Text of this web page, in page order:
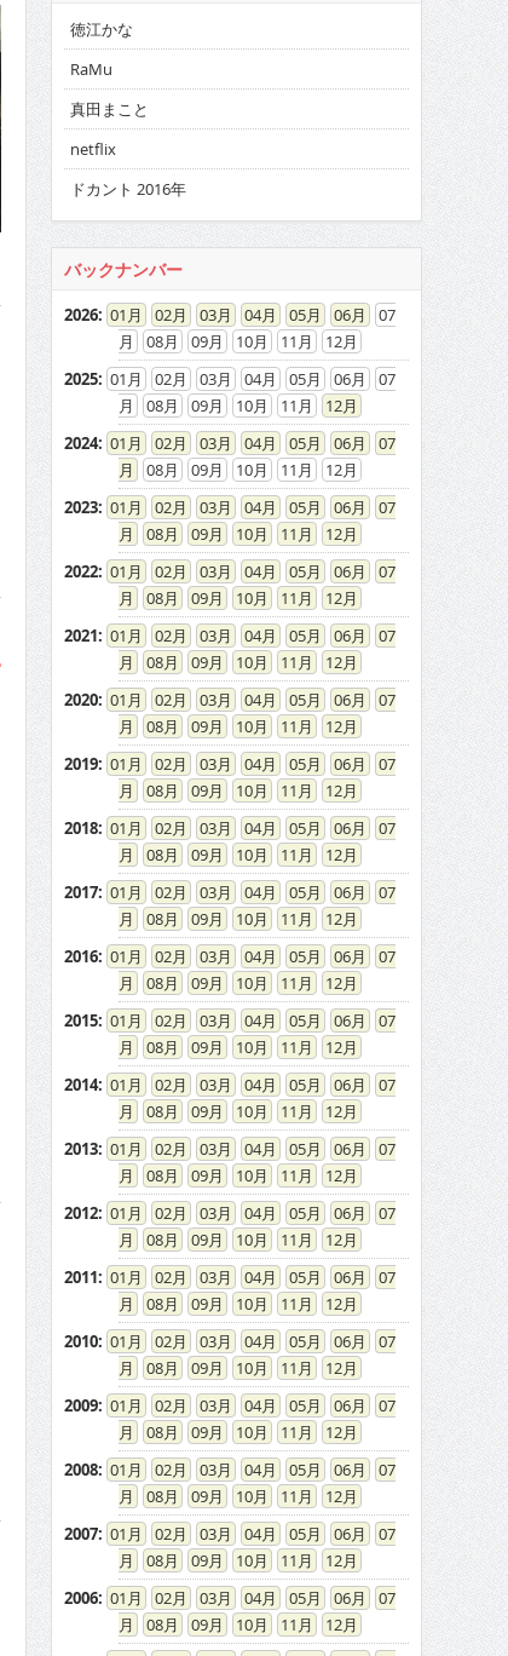
徳江かな
RaMu
真田まこと
netflix
ドカント 2016年
バックナンバー
2026: 01 02 03 04 05 06
07
08
09 10 11
12
2025: 01 02 03 04 05 06
07
08
09 10 11
12
2024: 01 02 03 04 05 06
07
08
09 10 11
12
2023: 01 02 03 04 05 06
07
08
09 10 11
12
2022: 01 02 03 04 05 06
07
08
09 10 11
12
2021: 01 02 03 04 05 06
07
08
09 10 11
12
2020: 01 02 03 04 05 06
07
08
09 10 11
12
2019: 01 02 03 04 05 06
07
08
09 10 11
12
2018: 01 02 03 04 05 06
07
08
09 10 11
12
2017: 01 02 03 04 05 06
07
08
09 10 11
12
2016: 01 02 03 04 05 06
07
08
09 10 11
12
2015: 01 02 03 04 05 06
07
08
09 10 11
12
2014: 01 02 03 04 05 06
07
08
09 10 11
12
2013: 01 02 03 04 05 06
07
08
09 10 11
12
2012: 01 02 03 04 05 06
07
08
09 10 11
12
2011: 01 02 03 04 05 06
07
08
09 10 11
12
2010: 01 02 03 04 05 06
07
08
09 10 11
12
2009: 01 02 03 04 05 06
07
08
09 10 11
12
2008: 01 02 03 04 05 06
07
08
09 10 11
12
2007: 01 02 03 04 05 06
07
08
09 10 11
12
2006: 01 02 03 04 05 06
07
08
09 10 11
12